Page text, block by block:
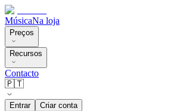
MúsicaNa loja
Preços
Recursos
Contacto
🇵🇹
Entrar Criar conta